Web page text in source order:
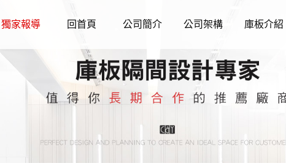
獨家報導 回首頁 公司簡介 公司架構 庫板介紹